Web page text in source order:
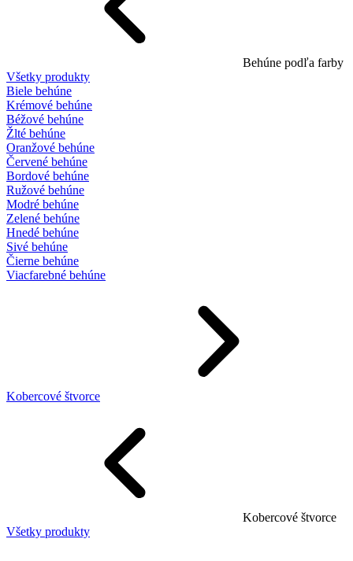
Behúne podľa farby
Všetky produkty
Biele behúne
Krémové behúne
Béžové behúne
Žlté behúne
Oranžové behúne
Červené behúne
Bordové behúne
Ružové behúne
Modré behúne
Zelené behúne
Hnedé behúne
Sivé behúne
Čierne behúne
Viacfarebné behúne
Kobercové štvorce
Kobercové štvorce
Všetky produkty